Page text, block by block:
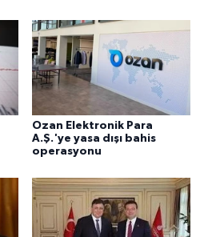
Ozan Elektronik Para
A.Ş.'ye yasa dışı bahis
operasyonu